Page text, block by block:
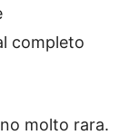
completo
molto rara.